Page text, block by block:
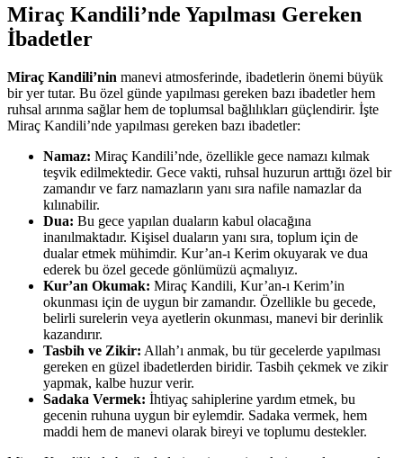
Miraç Kandili’nde Yapılması Gereken
İbadetler
Miraç Kandili’nin manevi atmosferinde, ibadetlerin önemi büyük
bir yer tutar. Bu özel günde yapılması gereken bazı ibadetler hem
ruhsal arınma sağlar hem de toplumsal bağlılıkları güçlendirir. İşte
Miraç Kandili’nde yapılması gereken bazı ibadetler:
Namaz: Miraç Kandili’nde, özellikle gece namazı kılmak
teşvik edilmektedir. Gece vakti, ruhsal huzurun arttığı özel bir
zamandır ve farz namazların yanı sıra nafile namazlar da
kılınabilir.
Dua: Bu gece yapılan duaların kabul olacağına
inanılmaktadır. Kişisel duaların yanı sıra, toplum için de
dualar etmek mühimdir. Kur’an-ı Kerim okuyarak ve dua
ederek bu özel gecede gönlümüzü açmalıyız.
Kur’an Okumak: Miraç Kandili, Kur’an-ı Kerim’in
okunması için de uygun bir zamandır. Özellikle bu gecede,
belirli surelerin veya ayetlerin okunması, manevi bir derinlik
kazandırır.
Tasbih ve Zikir: Allah’ı anmak, bu tür gecelerde yapılması
gereken en güzel ibadetlerden biridir. Tasbih çekmek ve zikir
yapmak, kalbe huzur verir.
Sadaka Vermek: İhtiyaç sahiplerine yardım etmek, bu
gecenin ruhuna uygun bir eylemdir. Sadaka vermek, hem
maddi hem de manevi olarak bireyi ve toplumu destekler.